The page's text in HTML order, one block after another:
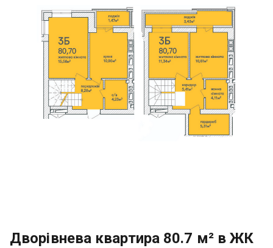
Дворівнева квартира 80.7 м² в ЖК